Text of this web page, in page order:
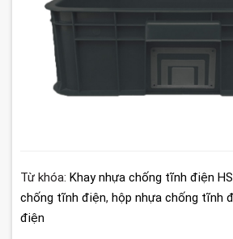
Từ khóa: Khay nhựa chống tĩnh điện
chống tĩnh điện, hộp nhựa chống tĩnh
điện